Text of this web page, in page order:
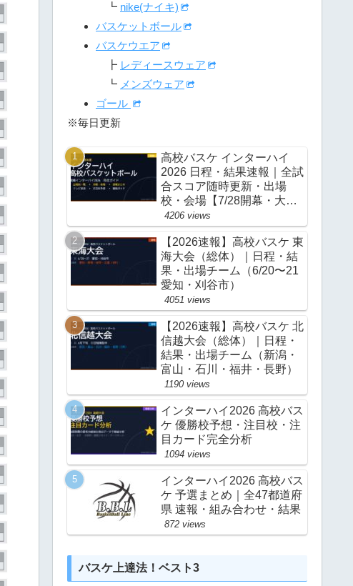
┗ nike(ナイキ)
バスケットボール
バスケウエア
┣ レディースウェア
┗ メンズウェア
ゴール
※毎日更新
高校バスケ インターハイ
2026 日程・結果速報｜全試
合スコア随時更新・出場
校・会場【7/28開幕・大
阪】
4206 views
【2026速報】高校バスケ 東
海大会（総体）｜日程・結
果・出場チーム（6/20〜21
愛知・刈谷市）
4051 views
【2026速報】高校バスケ 北
信越大会（総体）｜日程・
結果・出場チーム（新潟・
富山・石川・福井・長野）
1190 views
インターハイ2026 高校バス
ケ 優勝校予想・注目校・注
目カード完全分析
1094 views
インターハイ2026 高校バス
ケ 予選まとめ｜全47都道府
県 速報・組み合わせ・結果
872 views
バスケ上達法！ベスト3